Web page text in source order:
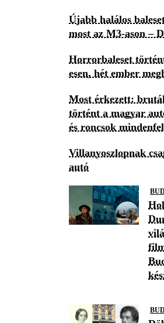
Újabb halálos
most az M3-ason –
Horrorbaleset
esen, hét ember
Most érkezett:
történt a magyar
és roncsok
Villanyoszlopnak
autó